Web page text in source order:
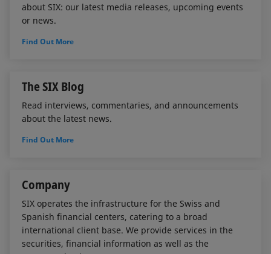
about SIX: our latest media releases, upcoming events
or news.
Find Out More
The SIX Blog
Read interviews, commentaries, and announcements
about the latest news.
Find Out More
Company
SIX operates the infrastructure for the Swiss and
Spanish financial centers, catering to a broad
international client base. We provide services in the
securities, financial information as well as the